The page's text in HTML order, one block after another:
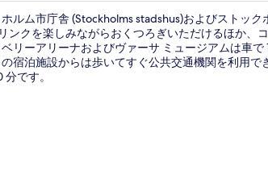
ルム市庁舎 (Stockholms stadshus)およびストッ
ンクを楽しみながらおくつろぎいただけるほか、
リーアリーナおよびヴァーサ ミュージアムは車で
宿泊施設からは歩いてすぐ公共交通機関を利用で
です。